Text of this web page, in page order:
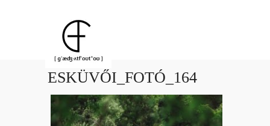
ESKÜVŐI_FOTÓ_164